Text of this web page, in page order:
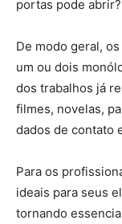
portas pode abrir?
De modo geral,
um ou dois
dos trabalhos já
filmes, novelas,
dados de contato
Para os
ideais para seus
tornando